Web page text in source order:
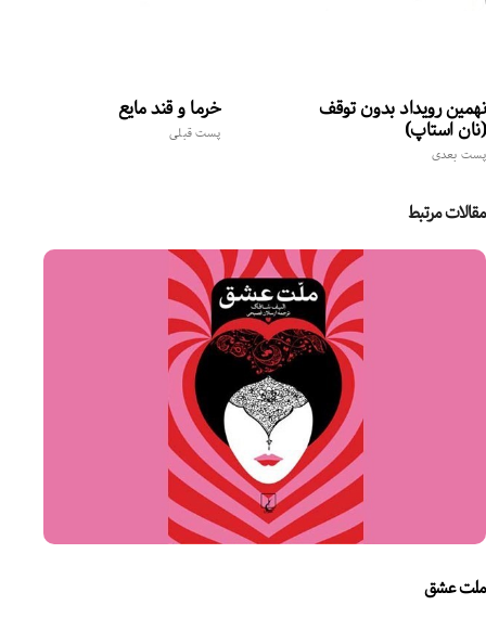
خرما و قند مایع
پست قبلی
نهمین رویداد بدون توقف
(نان استاپ)
پست بعدی
مقالات مرتبط
ملت عشق